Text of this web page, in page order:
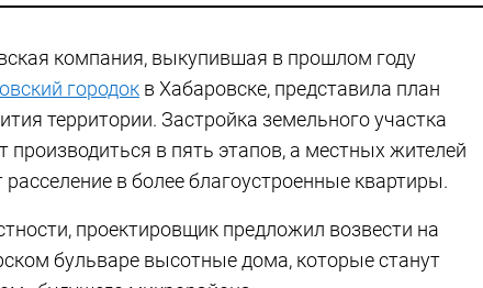
компания, выкупившая в прошлом году
городок в Хабаровске, представила план
территории. Застройка земельного участка
производиться в пять этапов, а местных жителей
расселение в более благоустроенные квартиры.
проектировщик предложил возвести на
бульваре высотные дома, которые станут